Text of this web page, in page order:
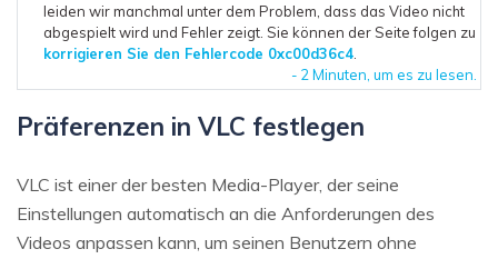
leiden wir manchmal unter dem Problem, dass das Video nicht
abgespielt wird und Fehler zeigt. Sie können der Seite folgen zu
korrigieren Sie den Fehlercode 0xc00d36c4
- 2 Minuten, um es zu lesen.
Präferenzen in VLC festlegen
VLC ist einer der besten Media-Player, der seine
Einstellungen automatisch an die Anforderungen des
Videos anpassen kann, um seinen Benutzern ohne